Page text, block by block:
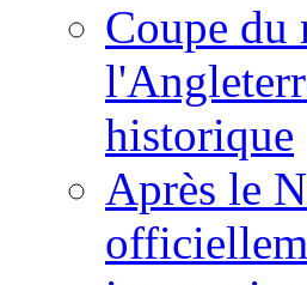
Coupe du
historique
Après le